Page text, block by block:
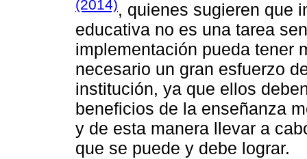
(2014), quienes sugieren que
educativa no es una tarea
implementación pueda tener
necesario un gran esfuerzo
institución, ya que ellos
beneficios de la enseñanza
y de esta manera llevar a
que se puede y debe lograr.